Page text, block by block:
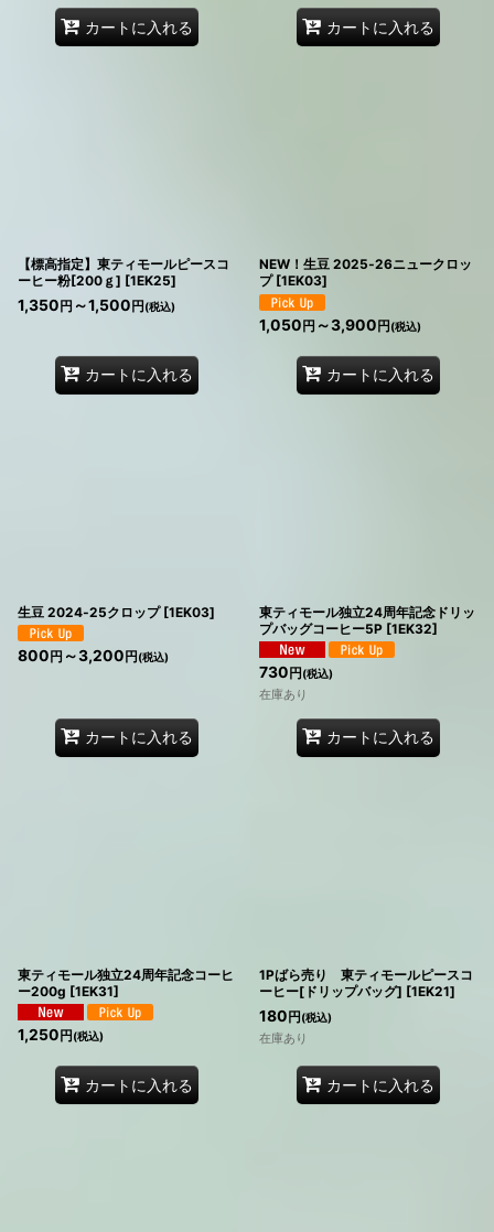
カートに入れる カートに入れる
【標高指定】東ティモールピースコ
ーヒー粉[200ｇ] [1EK25]
1,350 円 ～1,500 円 (税込)
カートに入れる
NEW！生豆 2025‐26ニュークロッ
プ [1EK03]
1,050円 ～3,900円(税込)
カートに入れる
生豆 2024‐25クロップ [1EK03]
800円 ～3,200円(税込)
カートに入れる
東ティモール独立24周年記念ドリッ
プバッグコーヒー5P [1EK32]
730円(税込)
在庫あり
カートに入れる
東ティモール独立24周年記念コーヒ
ー200g [1EK31]
1,250 円 (税込)
カートに入れる
1Pばら売り 東ティモールピースコ
ーヒー[ドリップバッグ] [1EK21]
180円(税込)
在庫あり
カートに入れる